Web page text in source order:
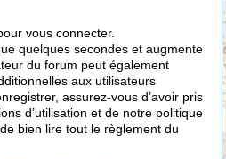
vous connecter.
quelques secondes et augmente
du forum peut également
aux utilisateurs
assurez-vous d’avoir pris
d’utilisation et de notre politique
bien lire tout le règlement du